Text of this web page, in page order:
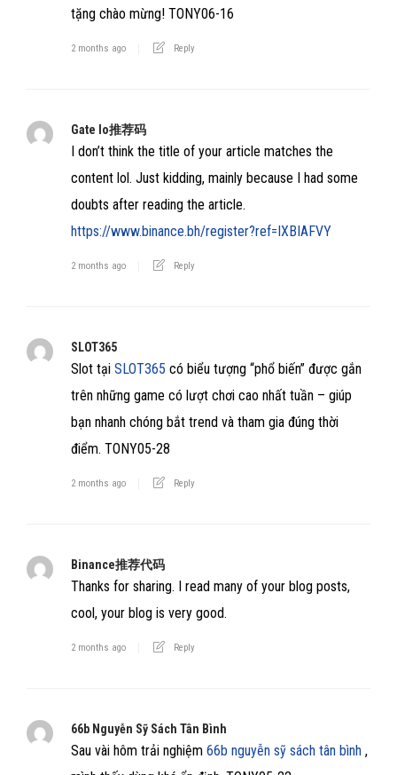
tặng chào mừng! TONY06-16
2 months ago Reply
Gate Io推荐码
I don’t think the title of your article matches the
content lol. Just kidding, mainly because I had some
doubts after reading the article.
https://www.binance.bh/register?ref=IXBIAFVY
2 months ago Reply
SLOT365
Slot tại SLOT365 có biểu tượng “phổ biến” được gắn
trên những game có lượt chơi cao nhất tuần – giúp
bạn nhanh chóng bắt trend và tham gia đúng thời
điểm. TONY05-28
2 months ago Reply
Binance推荐代码
Thanks for sharing. I read many of your blog posts,
cool, your blog is very good.
2 months ago Reply
66b Nguyễn Sỹ Sách Tân Bình
Sau vài hôm trải nghiệm 66b nguyễn sỹ sách tân bình ,